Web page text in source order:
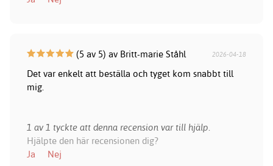
(5 av 5) av Britt-marie Ståhl 2026-04-18
Det var enkelt att beställa och tyget kom snabbt till
mig.
1 av 1 tyckte att denna recension var till hjälp.
Hjälpte den här recensionen dig?
Ja
Nej